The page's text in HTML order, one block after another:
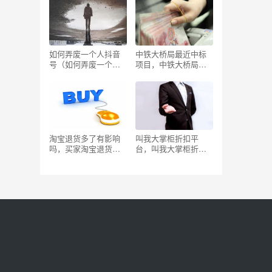
如何弄废一个人抖音
号（如何弄废一个人
中铁大桥局最近中标
项目，中铁大桥局最
速？
淘宝退货多了有影响
吗，买家淘宝退货多
叫我大掌柜折扣平
台，叫我大掌柜折扣